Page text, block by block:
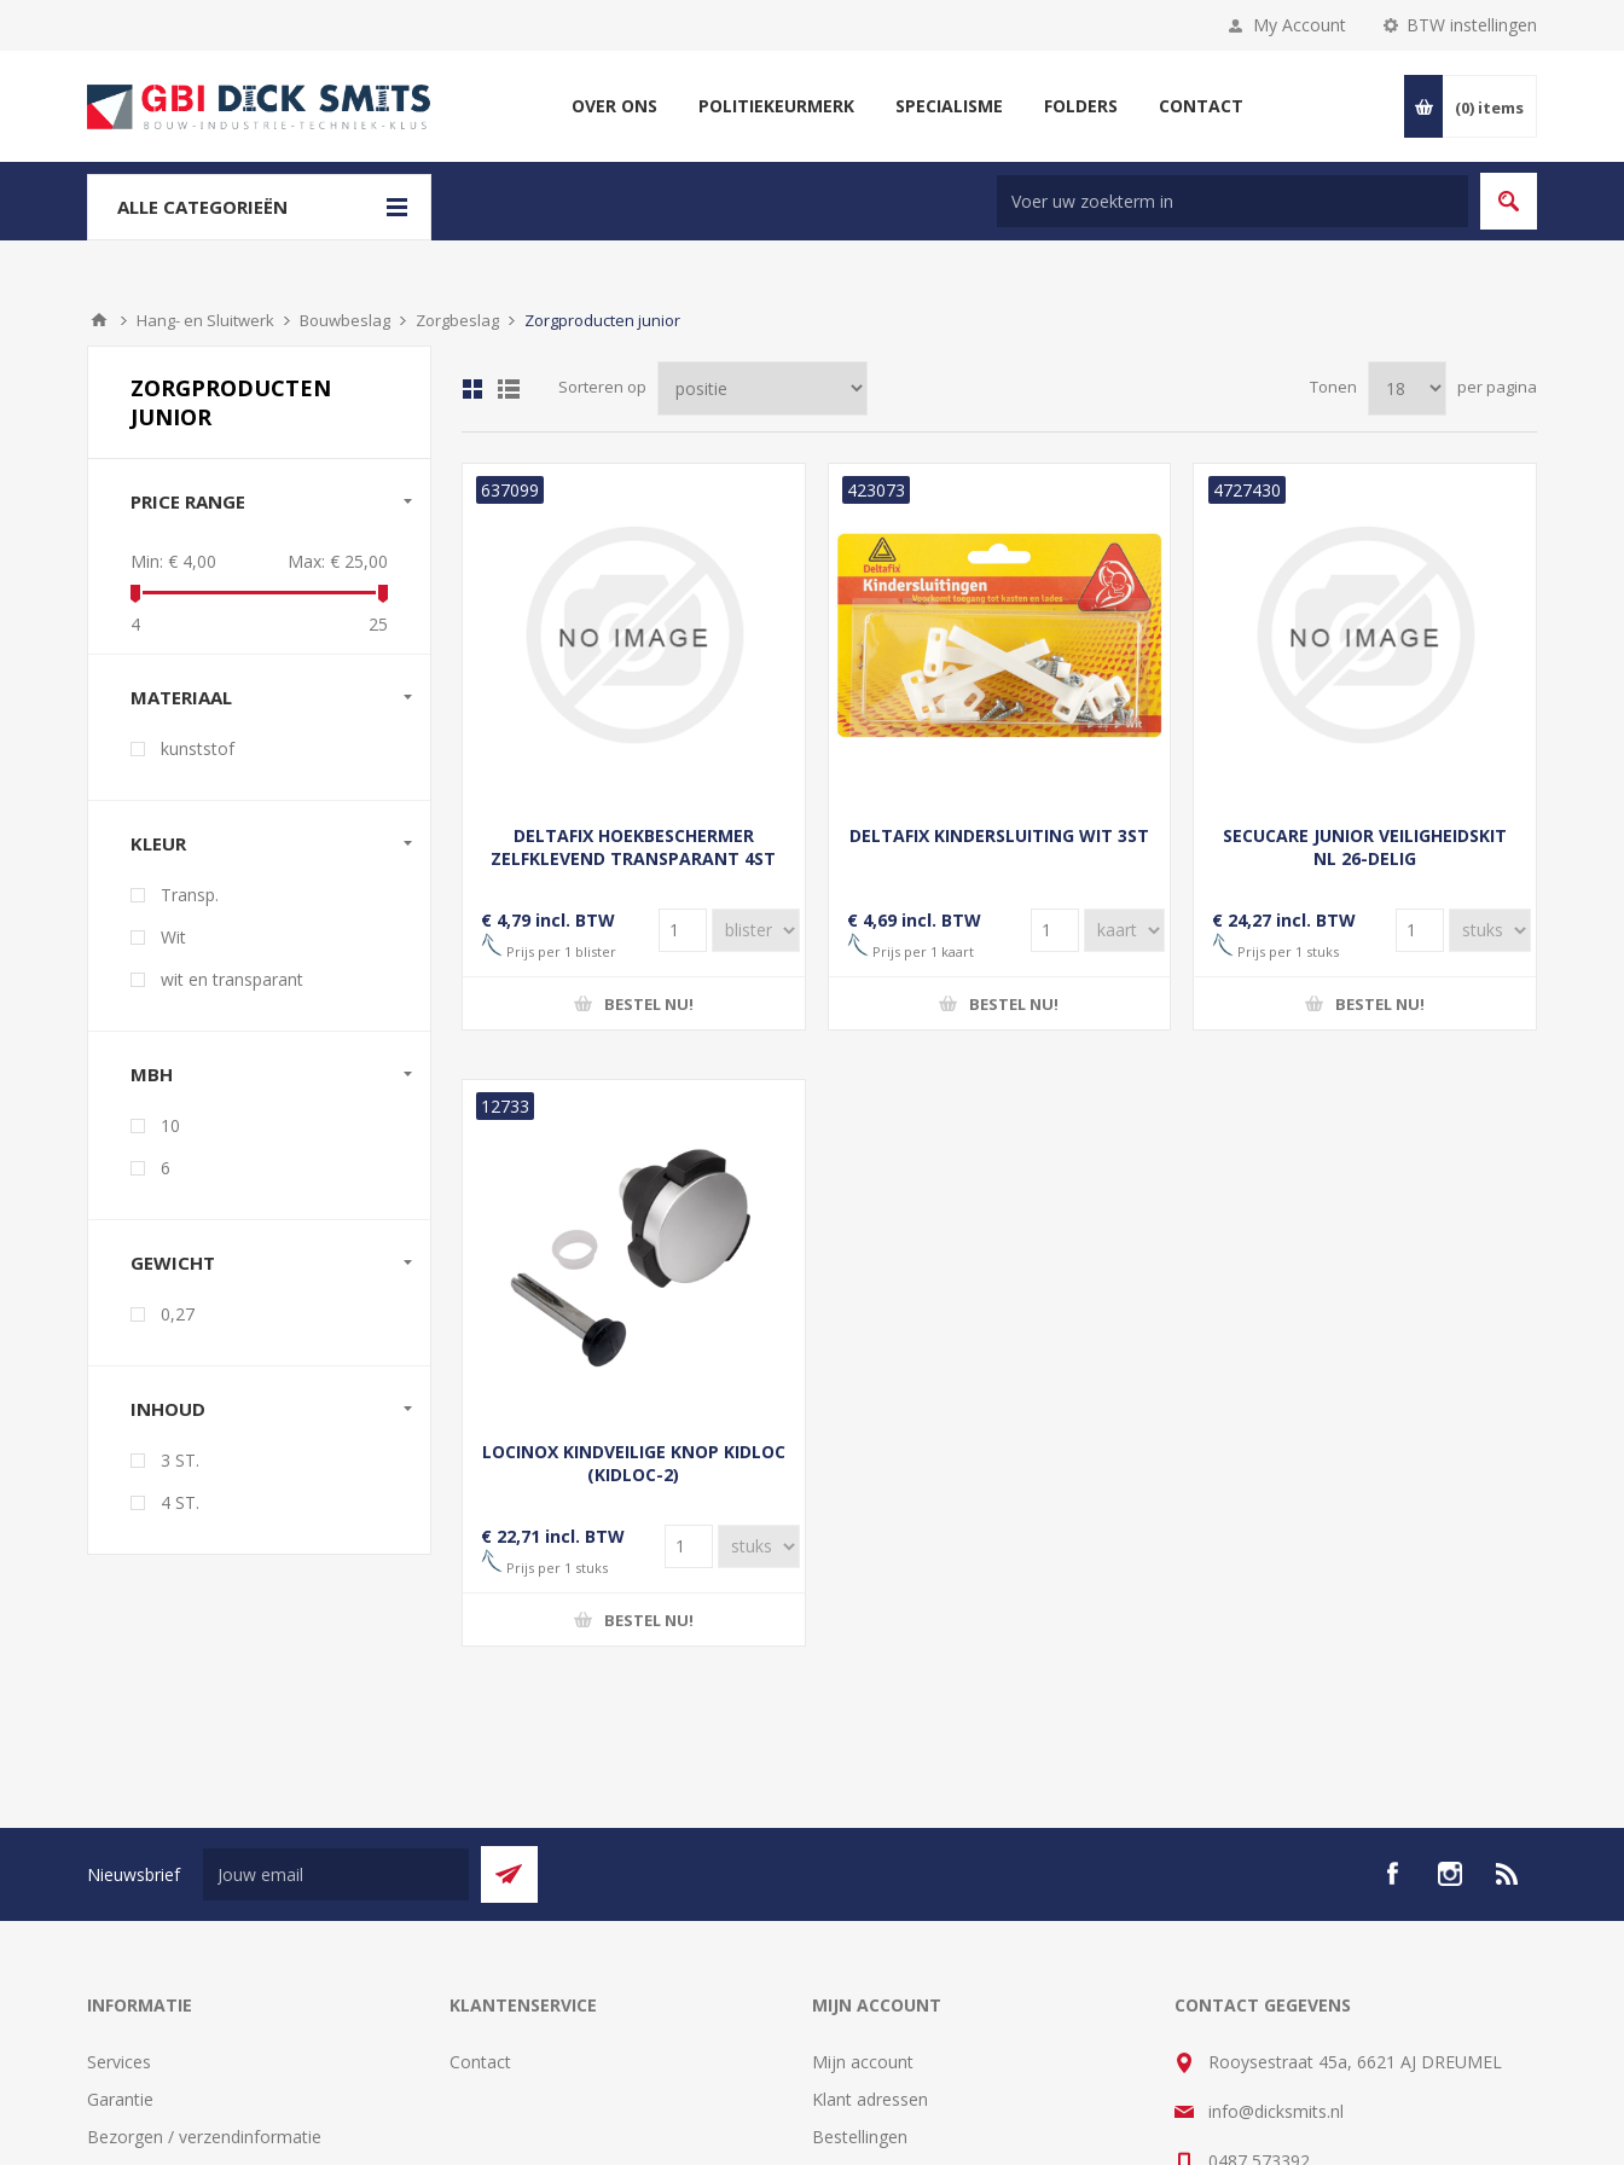
BTW instellingen
My Account
OVER ONS POLITIEKEURMERK SPECIALISME FOLDERS CONTACT (0) items
ALLE CATEGORIEËN
Hang- en Sluitwerk Bouwbeslag Zorgbeslag Zorgproducten junior
Sorteren op Tonen per pagina
DELTAFIX HOEKBESCHERMER
ZELFKLEVEND TRANSPARANT 4ST
637099
€ 4,79 incl. BTW
Prijs per 1 blister
BESTEL NU!
DELTAFIX KINDERSLUITING WIT 3ST
423073
€ 4,69 incl. BTW
Prijs per 1 kaart
BESTEL NU!
SECUCARE JUNIOR VEILIGHEIDSKIT
NL 26-DELIG
4727430
€ 24,27 incl. BTW
Prijs per 1 stuks
BESTEL NU!
LOCINOX KINDVEILIGE KNOP KIDLOC
(KIDLOC-2)
12733
€ 22,71 incl. BTW
Prijs per 1 stuks
BESTEL NU!
ZORGPRODUCTEN
JUNIOR
PRICE RANGE
Min: € 4,00 Max: € 25,00
4 25
MATERIAAL
kunststof
KLEUR
Transp.
Wit
wit en transparant
MBH
10
6
GEWICHT
0,27
INHOUD
3 ST.
4 ST.
Nieuwsbrief
INFORMATIE
Services
Garantie
Bezorgen / verzendinformatie
KLANTENSERVICE
Contact
MIJN ACCOUNT
Mijn account
Klant adressen
Bestellingen
CONTACT GEGEVENS
Rooysestraat 45a, 6621 AJ DREUMEL
info@dicksmits.nl